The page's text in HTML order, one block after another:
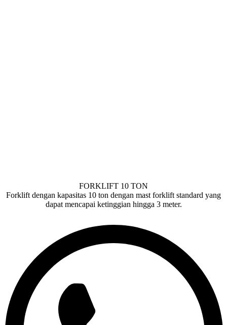
FORKLIFT 10 TON
Forklift dengan kapasitas 10 ton dengan mast forklift standard yang
dapat mencapai ketinggian hingga 3 meter.